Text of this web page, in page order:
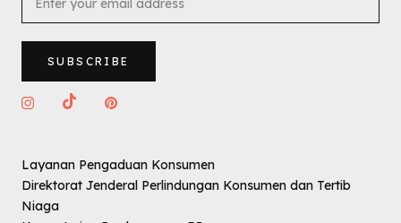
SUBSCRIBE
Layanan Pengaduan Konsumen
Direktorat Jenderal Perlindungan Konsumen dan Tertib
Niaga